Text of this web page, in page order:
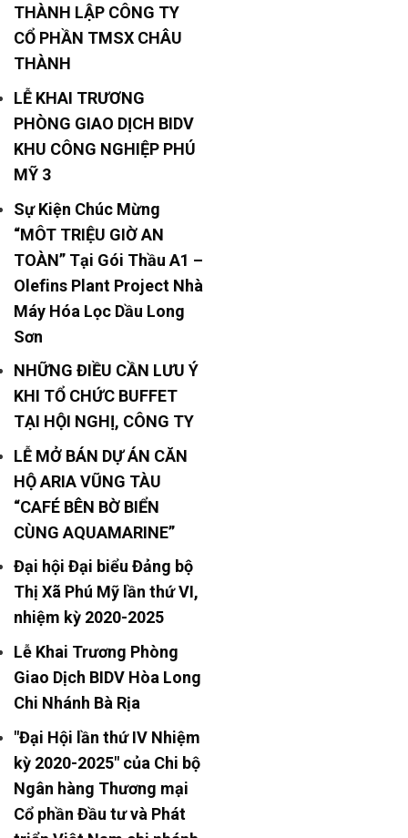
THÀNH LẬP CÔNG TY
CỔ PHẦN TMSX CHÂU
THÀNH
LỄ KHAI TRƯƠNG
PHÒNG GIAO DỊCH BIDV
KHU CÔNG NGHIỆP PHÚ
MỸ 3
Sự Kiện Chúc Mừng
“MÔT TRIỆU GIỜ AN
TOÀN” Tại Gói Thầu A1 –
Olefins Plant Project Nhà
Máy Hóa Lọc Dầu Long
Sơn
NHỮNG ĐIỀU CẦN LƯU Ý
KHI TỔ CHỨC BUFFET
TẠI HỘI NGHỊ, CÔNG TY
LỄ MỞ BÁN DỰ ÁN CĂN
HỘ ARIA VŨNG TÀU
“CAFÉ BÊN BỜ BIỂN
CÙNG AQUAMARINE”
Đại hội Đại biểu Đảng bộ
Thị Xã Phú Mỹ lần thứ VI,
nhiệm kỳ 2020-2025
Lễ Khai Trương Phòng
Giao Dịch BIDV Hòa Long
Chi Nhánh Bà Rịa
"Đại Hội lần thứ IV Nhiệm
kỳ 2020-2025" của Chi bộ
Ngân hàng Thương mại
Cổ phần Đầu tư và Phát